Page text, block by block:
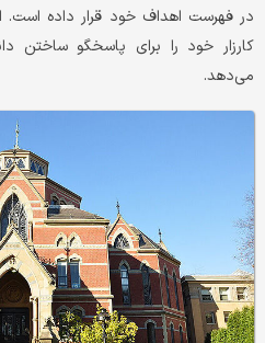
در فهرست اهداف خود قرار داده
کارزار خود را برای پاسخگو ساختن
می‌دهد.